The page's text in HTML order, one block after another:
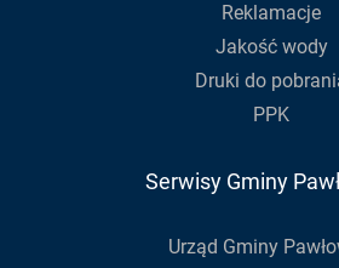
Reklamacje
Jakość wody
Druki do
PPK
Serwisy Gminy
Urząd Gminy